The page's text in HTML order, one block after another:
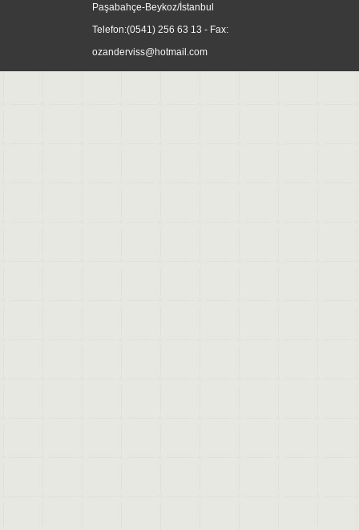
Paşabahçe-Beykoz/İstanbul
Telefon:(0541) 256 63 13 - Fax:
ozanderviss@hotmail.com